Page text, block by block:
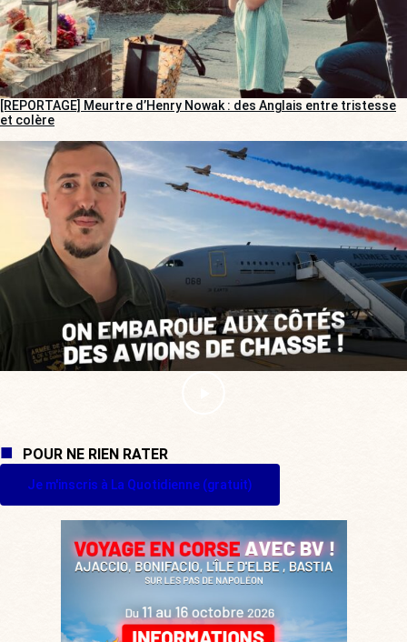
[REPORTAGE] Meurtre d’Henry Nowak : des Anglais entre tristesse
et colère
POUR NE RIEN RATER
Je m'inscris à La Quotidienne (gratuit)